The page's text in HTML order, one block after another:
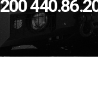
200